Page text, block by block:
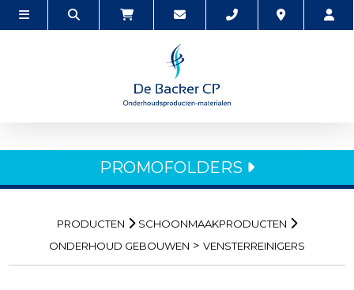
PROMOFOLDERS
PRODUCTEN
SCHOONMAAKPRODUCTEN
ONDERHOUD GEBOUWEN > VENSTERREINIGERS